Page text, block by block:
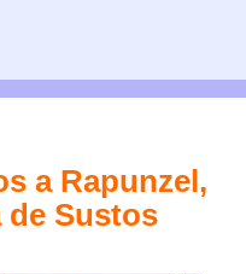
a Rapunzel,
de Sustos